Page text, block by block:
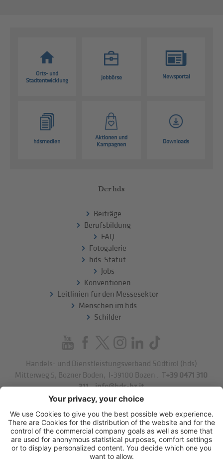
Orts- und
Stadtentwicklung
Jobbörse Newsportal
hdsmedien
Aktionen und
Kampagnen
Downloads
Der hds
Beiträge
Berufsbildung
FAQ
Fotogalerie
hds-Statut
Jobs
Konventionen
Leitlinien für den Messesektor
Menschen im hds
Schilder
Handels- und Dienstleistungsverband Südtirol (hds)
Mitterweg 5, Bozner Boden
I-39100 Bozen . T+39 0471 310
311.info@hds-bz.it
Impressum
Datenschutzerklärung
Cookie-Einstellungen
Sitemap